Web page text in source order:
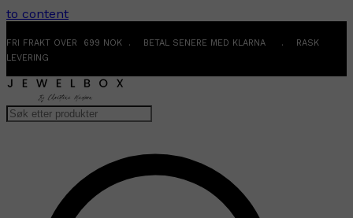
to content
FRI FRAKT OVER 699 NOK . BETAL SENERE MED KLARNA . RASK
LEVERING